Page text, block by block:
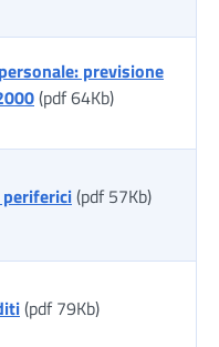
previsione
(pdf 64Kb)
(pdf 57Kb)
(pdf 79Kb)